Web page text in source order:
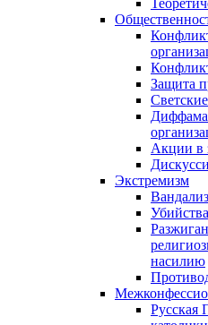
Защита
Акции в
Экстремизм
насилию
Русская